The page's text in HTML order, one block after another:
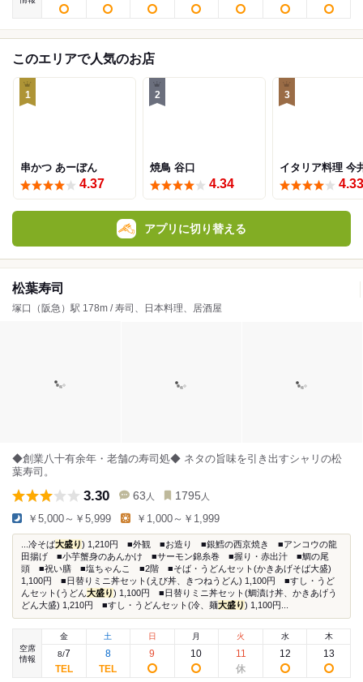
このエリアで人気のお店
1
串かつ あーぼん
4.37
2
焼鳥 谷口
4.34
3
イタリア料理 今
4.33
アプリに切り替える
松葉寿司
塚口（阪急）駅 178m / 寿司、日本料理、居酒屋
◆創業八十有余年・老舗の寿司処◆ ネタの旨味を引き出すシャリの松
葉寿司。
3.30 63 人 1795 人
￥5,000～￥5,999 ￥1,000～￥1,999
...冷そば大盛り) 1,210円 ■外観 ■お造り ■銀鱈の西京焼き ■アンコウの龍
田揚げ ■小芋蟹身のあんかけ ■サーモン錦糸巻 ■握り・赤出汁 ■鯛の尾
頭 ■祝い膳 ■塩ちゃんこ ■2階 ■そば・うどんセット(かきあげそば大盛)
1,100円 ■日替りミニ丼セット(えび丼、きつねうどん) 1,100円 ■すし・うど
んセット(うどん大盛り) 1,100円 ■日替りミニ丼セット(鯛漬け丼、かきあげう
どん大盛) 1,210円 ■すし・うどんセット(冷、麺大盛り) 1,100円...
空席
情報
金
8/7
土
8
日
9
月
10
火
11
水
12
木
13